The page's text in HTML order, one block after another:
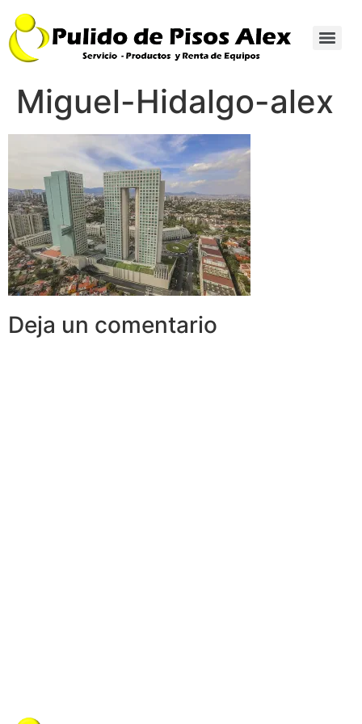
Miguel-Hidalgo-alex
Deja un comentario